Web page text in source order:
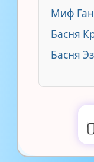
Миф
Басня
Басня